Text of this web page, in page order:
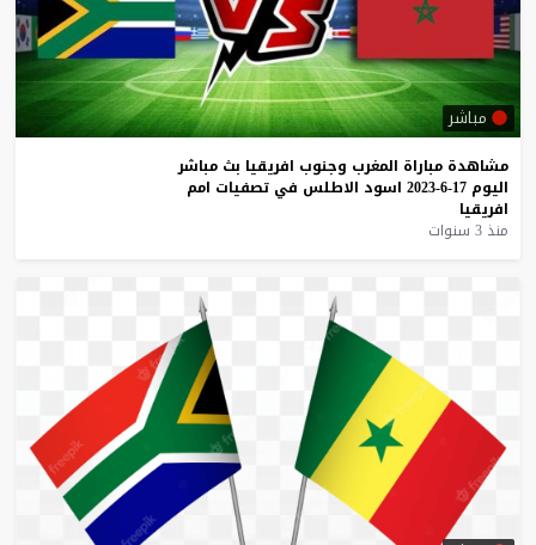
مباشر
مشاهدة مباراة المغرب وجنوب افريقيا بث مباشر
اليوم 17-6-2023 اسود الاطلس في تصفيات امم
افريقيا
منذ 3 سنوات